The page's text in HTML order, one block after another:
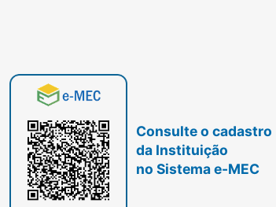
Consulte o cadastro
da Instituição
no Sistema e-MEC